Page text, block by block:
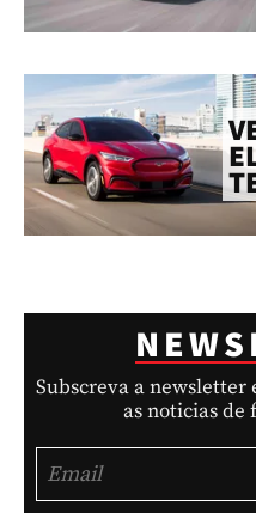
Subscreva a
as noticias